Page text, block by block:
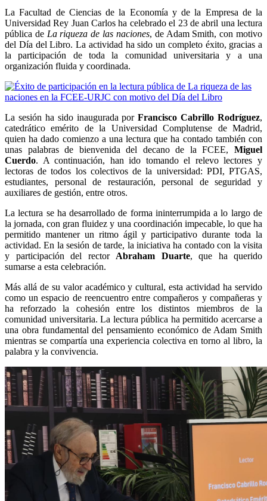
La Facultad de Ciencias de la Economía y de la Empresa de la
Universidad Rey Juan Carlos ha celebrado el 23 de abril una lectura
pública de La riqueza de las naciones, de Adam Smith, con motivo
del Día del Libro. La actividad ha sido un completo éxito, gracias a
la participación de toda la comunidad universitaria y a una
organización fluida y coordinada.
La sesión ha sido inaugurada porFrancisco Cabrillo Rodríguez,
catedrático emérito de la Universidad Complutense de Madrid,
quien ha dado comienzo a una lectura que ha contado también con
unas palabras de bienvenida del decano de la FCEE, Miguel
Cuerdo. A continuación, han ido tomando el relevo lectores y
lectoras de todos los colectivos de la universidad: PDI, PTGAS,
estudiantes, personal de restauración, personal de seguridad y
auxiliares de gestión, entre otros.
La lectura se ha desarrollado de forma ininterrumpida a lo largo de
la jornada, con gran fluidez y una coordinación impecable, lo que ha
permitido mantener un ritmo ágil y participativo durante toda la
actividad. En la sesión de tarde, la iniciativa ha contado con la visita
y participación del rector Abraham Duarte, que ha querido
sumarse a esta celebración.
Más allá de su valor académico y cultural, esta actividad ha servido
como un espacio de reencuentro entre compañeros y compañeras y
ha reforzado la cohesión entre los distintos miembros de la
comunidad universitaria. La lectura pública ha permitido acercarse a
una obra fundamental del pensamiento económico de Adam Smith
mientras se compartía una experiencia colectiva en torno al libro, la
palabra y la convivencia.